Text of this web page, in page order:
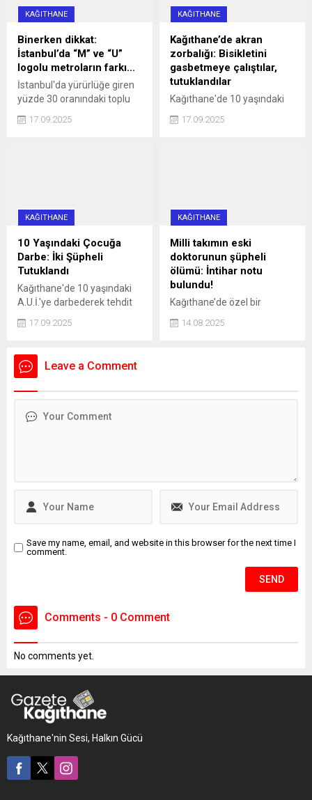
yurttaşlar, uzun bir süre
aracın sürücüsüne
ulaşmaya ...
KAĞITHANE
Binerken dikkat:
İstanbul’da “M” ve “U”
logolu metroların farkı…
İstanbul'da yürürlüğe giren
yüzde 30 oranındaki toplu
metrolar ve Marmaray'da
17.09.2025
KAĞITHANE
Kağıthane’de akran
zorbalığı: Bisikletini
gasbetmeye çalıştılar,
tutuklandılar
Kağıthane'de 10 yaşındaki
gasbetmeye çalışan 16 ve
17.09.2025
KAĞITHANE
10 Yaşındaki Çocuğa
Darbe: İki Şüpheli
Tutuklandı
Kağıthane'de 10 yaşındaki
A.U.İ.'ye darbederek tehdit
eden ve kaçmaya çalışırken
bir aracın çarpmasına neden
yaşındaki E.S. gözaltına
alındı. Şüpheliler, adliyeye
17.09.2025
KAĞITHANE
Milli takımın eski
doktorunun şüpheli
ölümü: İntihar notu
bulundu!
Kağıthane’de özel bir
hastanede Acil Tıp Uzmanı
olarak görev yapan doktor
intiharımı erteledim" yazılı
14.08.2025
Leave a Comment
Save my name, email, and website in this browser for the next time I
comment.
Comments - 0 Comment
No comments yet.
Kağıthane'nin Sesi, Halkın Gücü